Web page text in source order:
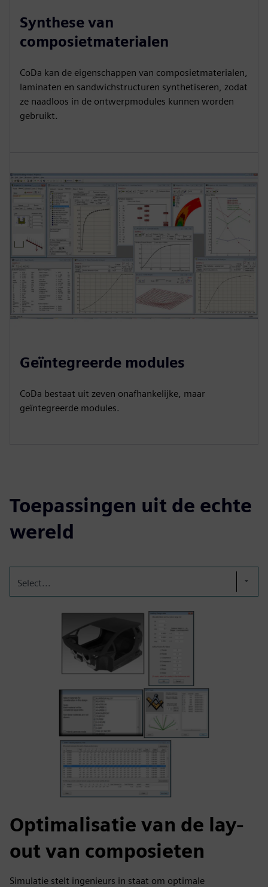
Synthese van
composietmaterialen
CoDa kan de eigenschappen van composietmaterialen,
laminaten en sandwichstructuren synthetiseren, zodat
ze naadloos in de ontwerpmodules kunnen worden
gebruikt.
Geïntegreerde modules
CoDa bestaat uit zeven onafhankelijke, maar
geïntegreerde modules.
Toepassingen uit de echte
wereld
Select...
Optimalisatie van de lay-
out van composieten
Simulatie stelt ingenieurs in staat om optimale